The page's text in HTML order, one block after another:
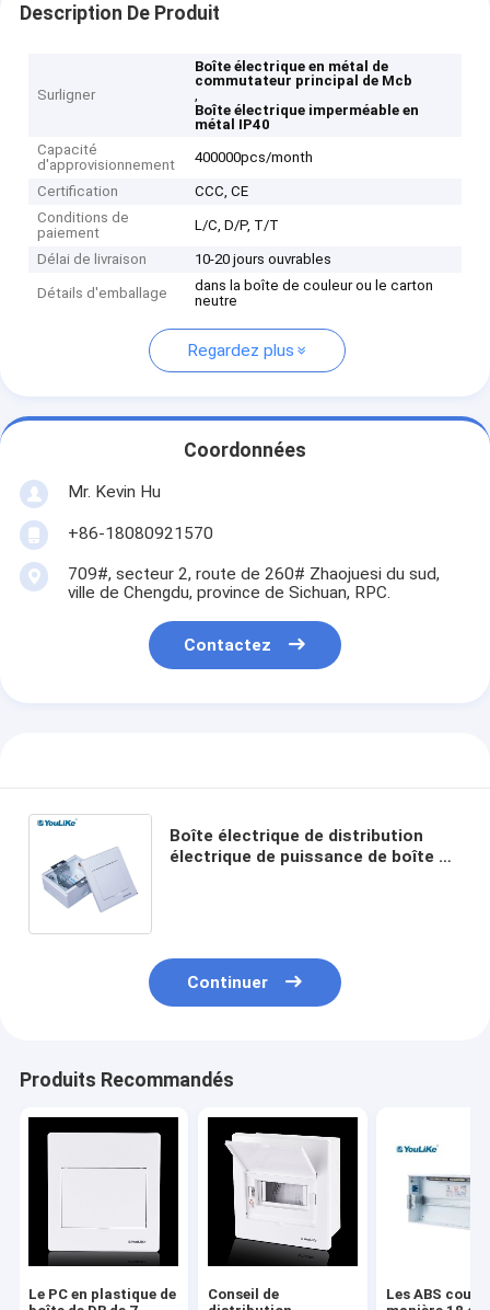
Description De Produit
Surligner
Boîte électrique en métal de
commutateur principal de Mcb
,
Boîte électrique imperméable en
métal IP40
Capacité
d'approvisionnement
400000pcs/month
Certification
CCC, CE
Conditions de
paiement
L/C, D/P, T/T
Délai de livraison 10-20 jours ouvrables
Détails d'emballage
dans la boîte de couleur ou le carton
neutre
Regardez plus
Coordonnées
Mr. Kevin Hu
+86-18080921570
709#, secteur 2, route de 260# Zhaojuesi du sud,
ville de Chengdu, province de Sichuan, RPC.
Contactez
Boîte électrique de distribution
électrique de puissance de boîte en
Continuer
Produits Recommandés
Le PC en plastique de
Conseil de
Les ABS